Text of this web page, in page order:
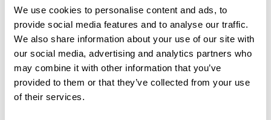
We use cookies to personalise content and ads, to
provide social media features and to analyse our traffic.
We also share information about your use of our site with
our social media, advertising and analytics partners who
may combine it with other information that you’ve
provided to them or that they’ve collected from your use
of their services.
Ajouter un avis
Résumé